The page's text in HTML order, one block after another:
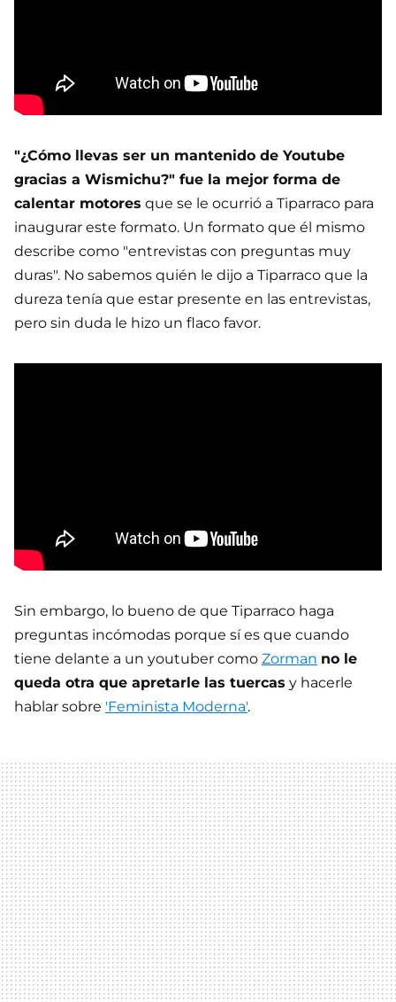
"¿Cómo llevas ser un mantenido de Youtube
gracias a Wismichu?" fue la mejor forma de
calentar motores que se le ocurrió a Tiparraco para
inaugurar este formato. Un formato que él mismo
describe como "entrevistas con preguntas muy
duras". No sabemos quién le dijo a Tiparraco que la
dureza tenía que estar presente en las entrevistas,
pero sin duda le hizo un flaco favor.
Sin embargo, lo bueno de que Tiparraco haga
preguntas incómodas porque sí es que cuando
tiene delante a un youtuber como Zorman no le
queda otra que apretarle las tuercas y hacerle
hablar sobre 'Feminista Moderna'.